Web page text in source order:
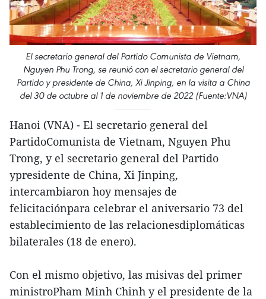
El secretario general del Partido Comunista de Vietnam,
Nguyen Phu Trong, se reunió con el secretario general del
Partido y presidente de China, Xi Jinping, en la visita a China
del 30 de octubre al 1 de noviembre de 2022 (Fuente:VNA)
Hanoi (VNA) - El secretario general del
PartidoComunista de Vietnam, Nguyen Phu
Trong, y el secretario general del Partido
ypresidente de China, Xi Jinping,
intercambiaron hoy mensajes de
felicitaciónpara celebrar el aniversario 73 del
establecimiento de las relacionesdiplomáticas
bilaterales (18 de enero).
Con el mismo objetivo, las misivas del primer
ministroPham Minh Chinh y el presidente de la